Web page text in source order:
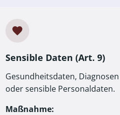
Sensible Daten (Art. 9)
Gesundheitsdaten, Diagnosen
oder sensible Personaldaten.
Maßnahme: